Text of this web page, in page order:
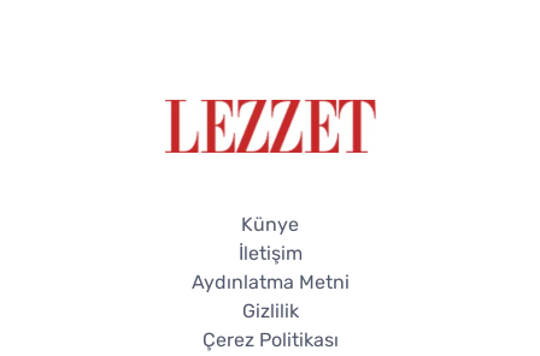
Künye
İletişim
Aydınlatma Metni
Gizlilik
Çerez Politikası